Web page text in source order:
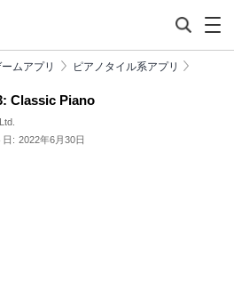
ムアプリ ピアノタイル系アプリ
Classic Piano
日: 2022年6月30日